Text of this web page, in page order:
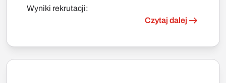
Wyniki rekrutacji:
Czytaj dalej